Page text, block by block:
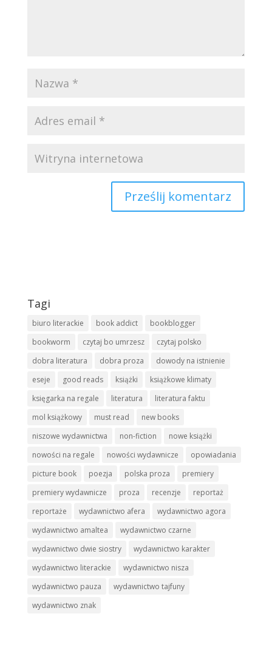
Tagi
biuro literackie book addict
bookblogger
bookworm
czytaj bo umrzesz
czytaj polsko
dobra literatura
dobra proza
dowody na istnienie
eseje
good reads książki
książkowe klimaty
księgarka na regale
literatura
literatura faktu
mol książkowy
must read
new books
niszowe wydawnictwa
non-fiction
nowe książki
nowości na regale
nowości wydawnicze
opowiadania
picture book
poezja polska proza
premiery
premiery wydawnicze
proza recenzje
reportaż
reportaże
wydawnictwo afera
wydawnictwo agora
wydawnictwo amaltea
wydawnictwo czarne
wydawnictwo dwie siostry
wydawnictwo karakter
wydawnictwo literackie
wydawnictwo nisza
wydawnictwo pauza
wydawnictwo tajfuny
wydawnictwo znak